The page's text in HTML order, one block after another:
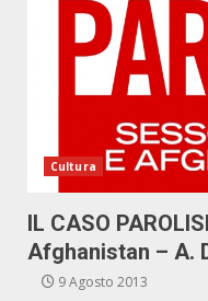
Cultura
IL CASO
Afghanistan – A.
9 Agosto 2013